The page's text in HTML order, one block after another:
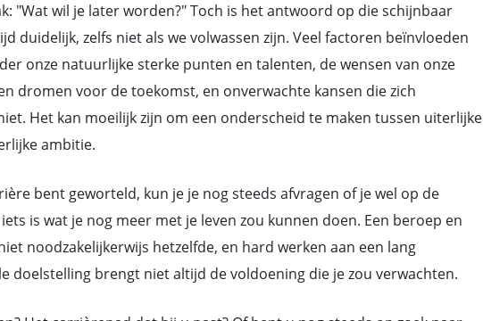
"Wat wil je later worden?" Toch is het antwoord op die schijnbaar
duidelijk, zelfs niet als we volwassen zijn. Veel factoren beïnvloeden
onze natuurlijke sterke punten en talenten, de wensen van onze
dromen voor de toekomst, en onverwachte kansen die zich
Het kan moeilijk zijn om een onderscheid te maken tussen uiterlijke
ambitie.
bent geworteld, kun je je nog steeds afvragen of je wel op de
is wat je nog meer met je leven zou kunnen doen. Een beroep en
noodzakelijkerwijs hetzelfde, en hard werken aan een lang
doelstelling brengt niet altijd de voldoening die je zou verwachten.